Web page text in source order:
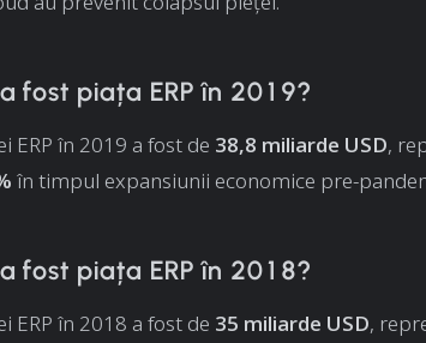
fost piața ERP în 2019?
ERP în 2019 a fost de 38,8 miliarde USD,
în timpul expansiunii economice pre-
fost piața ERP în 2018?
ERP în 2018 a fost de 35 miliarde USD,